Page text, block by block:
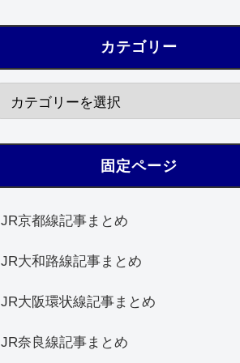
カテゴリー
固定ページ
JR京都線記事まとめ
JR大和路線記事まとめ
JR大阪環状線記事まとめ
JR奈良線記事まとめ